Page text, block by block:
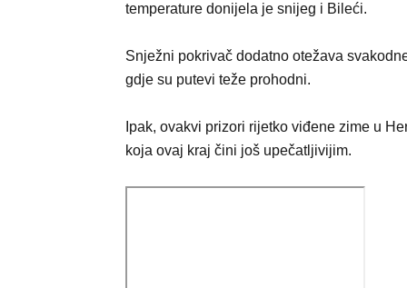
temperature donijela je snijeg i Bileći.
Snježni pokrivač dodatno otežava
gdje su putevi teže prohodni.
Ipak, ovakvi prizori rijetko viđene zime u
koja ovaj kraj čini još upečatljivijim.